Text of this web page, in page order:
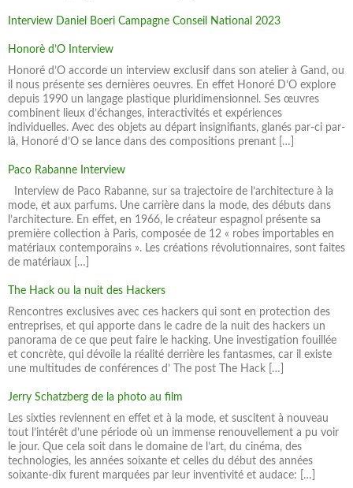
Interview Daniel Boeri Campagne Conseil National 2023
Honorè d’O Interview
Honoré d’O accorde un interview exclusif dans son atelier à Gand, ou
il nous présente ses dernières oeuvres. En effet Honoré D’O explore
depuis 1990 un langage plastique pluridimensionnel. Ses œuvres
combinent lieux d’échanges, interactivités et expériences
individuelles. Avec des objets au départ insignifiants, glanés par-ci par-
là, Honoré d’O se lance dans des compositions prenant […]
Paco Rabanne Interview
Interview de Paco Rabanne, sur sa trajectoire de l’architecture à la
mode, et aux parfums. Une carrière dans la mode, des débuts dans
l’architecture. En effet, en 1966, le créateur espagnol présente sa
première collection à Paris, composée de 12 « robes importables en
matériaux contemporains ». Les créations révolutionnaires, sont faites
de matériaux […]
The Hack ou la nuit des Hackers
Rencontres exclusives avec ces hackers qui sont en protection des
entreprises, et qui apporte dans le cadre de la nuit des hackers un
panorama de ce que peut faire le hacking. Une investigation fouillée
et concrète, qui dévoile la réalité derrière les fantasmes, car il existe
une multitudes de conférences d’ The post The Hack […]
Jerry Schatzberg de la photo au film
Les sixties reviennent en effet et à la mode, et suscitent à nouveau
tout l’intérêt d’une période où un immense renouvellement a pu voir
le jour. Que cela soit dans le domaine de l’art, du cinéma, des
technologies, les années soixante et celles du début des années
soixante-dix furent marquées par leur inventivité et audace: […]